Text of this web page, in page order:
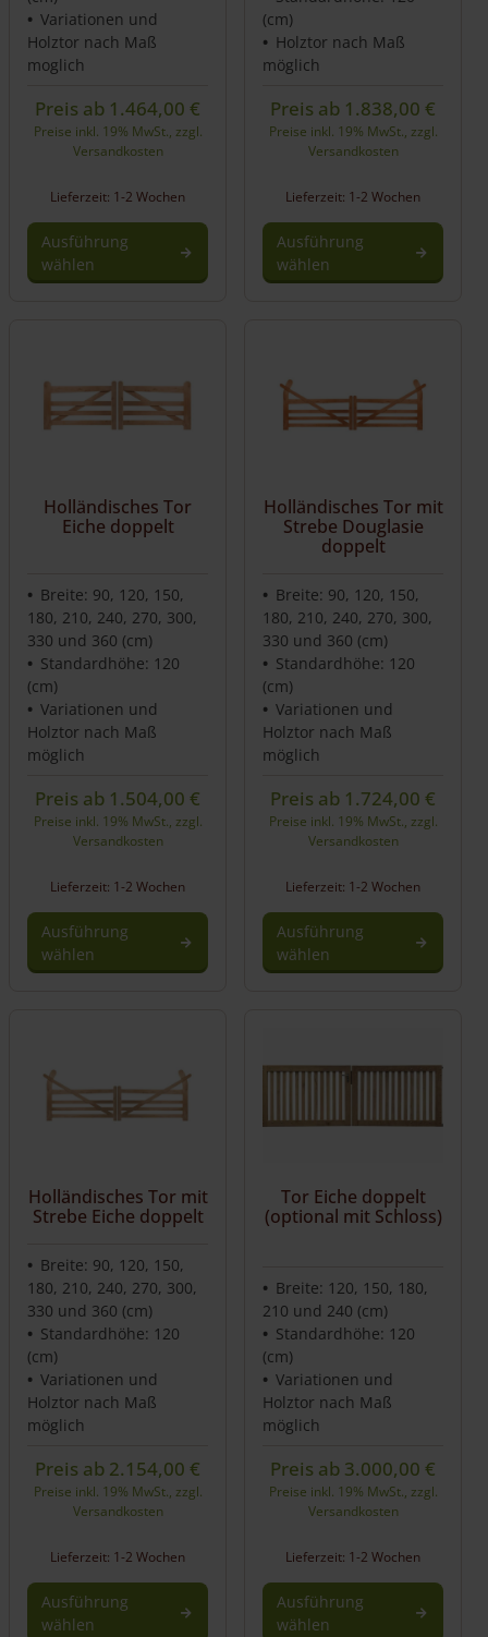
Variationen und
Holztor nach Maß
moglich
Preis ab 1.464,00€
Preise inkl. 19% MwSt., zzgl.
Versandkosten
Lieferzeit: 1-2 Wochen
Ausführung
wählen
(cm)
Holztor nach Maß
möglich
Preis ab 1.838,00€
Preise inkl. 19% MwSt., zzgl.
Versandkosten
Lieferzeit: 1-2 Wochen
Ausführung
wählen
Holländisches Tor
Eiche doppelt
Breite: 90, 120, 150,
180, 210, 240, 270, 300,
330 und 360 (cm)
Standardhöhe: 120
(cm)
Variationen und
Holztor nach Maß
möglich
Preis ab 1.504,00€
Preise inkl. 19% MwSt., zzgl.
Versandkosten
Lieferzeit: 1-2 Wochen
Ausführung
wählen
Holländisches Tor mit
Strebe Douglasie
doppelt
Breite: 90, 120, 150,
180, 210, 240, 270, 300,
330 und 360 (cm)
Standardhöhe: 120
(cm)
Variationen und
Holztor nach Maß
möglich
Preis ab 1.724,00€
Preise inkl. 19% MwSt., zzgl.
Versandkosten
Lieferzeit: 1-2 Wochen
Ausführung
wählen
Holländisches Tor mit
Strebe Eiche doppelt
Breite: 90, 120, 150,
180, 210, 240, 270, 300,
330 und 360 (cm)
Standardhöhe: 120
(cm)
Variationen und
Holztor nach Maß
möglich
Preis ab 2.154,00€
Preise inkl. 19% MwSt., zzgl.
Versandkosten
Lieferzeit: 1-2 Wochen
Ausführung
wählen
Tor Eiche doppelt
(optional mit Schloss)
Breite: 120, 150, 180,
210 und 240 (cm)
Standardhöhe: 120
(cm)
Variationen und
Holztor nach Maß
möglich
Preis ab 3.000,00€
Preise inkl. 19% MwSt., zzgl.
Versandkosten
Lieferzeit: 1-2 Wochen
Ausführung
wählen